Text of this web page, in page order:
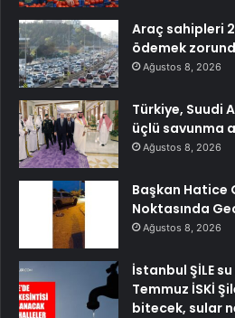
Araç sahipleri
ödemek
Ağustos 8, 2026
Türkiye, Suudi
üçlü savunma
Ağustos 8, 2026
Başkan Hatice
Noktasında
Ağustos 8, 2026
İstanbul ŞİLE
Temmuz İSKİ
bitecek, sular